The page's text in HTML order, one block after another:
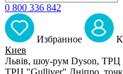
0 800 336 842
Избранное
Киев
Львів, шоу-рум Dyson, ТРЦ